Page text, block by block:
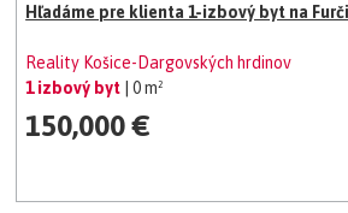
Hľadáme pre klienta 1-izbový byt na Furči
Reality Košice-Dargovských hrdinov
1 izbový byt
| 0 m²
150,000 €